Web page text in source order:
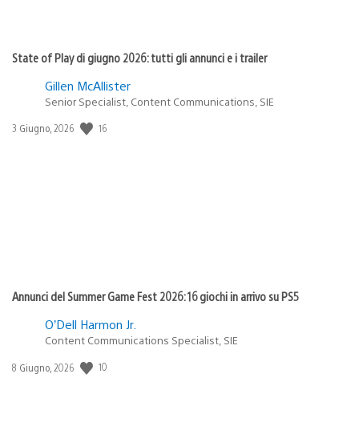
State of Play di giugno 2026: tutti gli annunci e i trailer
Gillen McAllister
Senior Specialist, Content Communications, SIE
Data
3 Giugno, 2026 16
Annunci del Summer Game Fest 2026: 16 giochi in arrivo su PS5
O’Dell Harmon Jr.
Content Communications Specialist, SIE
Data
8 Giugno, 2026 10